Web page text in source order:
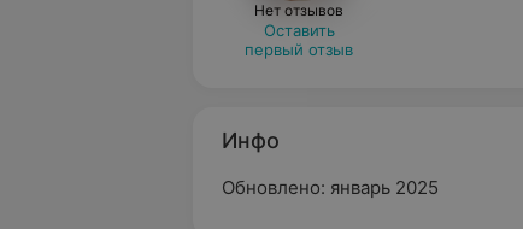
Нет отзывов
Оставить
первый отзыв
Инфо
Обновлено: январь 2025